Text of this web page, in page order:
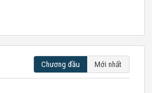
Chương đầu Mới nhất